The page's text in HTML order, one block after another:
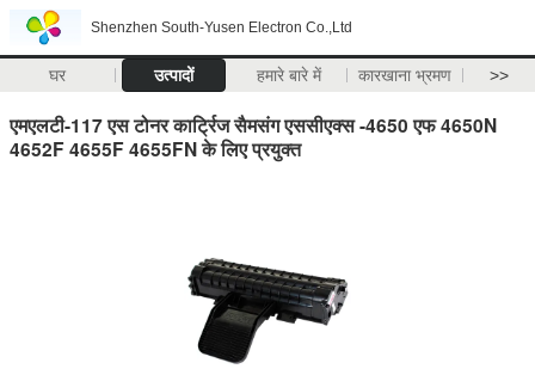
Shenzhen South-Yusen Electron Co.,Ltd
घर उत्पादों हमारे बारे में कारखाना भ्रमण >>
एमएलटी-117 एस टोनर कार्ट्रिज सैमसंग एससीएक्स -4650 एफ 4650N
4652F 4655F 4655FN के लिए प्रयुक्त